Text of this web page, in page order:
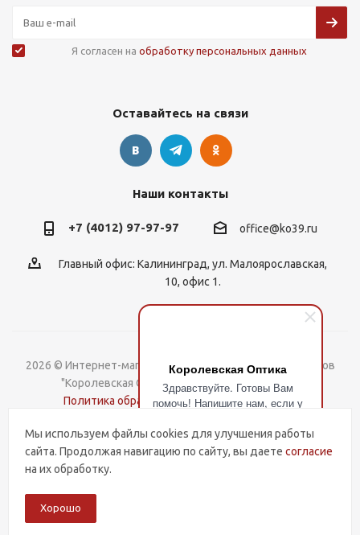
Королевская Оптика
Здравствуйте. Готовы Вам
помочь! Напишите нам, если у
Я согласен на обработку персональных данных
Оставайтесь на связи
Наши контакты
+7 (4012) 97-97-97 office@ko39.ru
Главный офис: Калининград, ул. Малоярославская,
10, офис 1.
2026 © Интернет-магазин контактных линз, оправ и очков
"Королевская Оптика". Все права защищены.
Политика обработки Персональных данных
Разработка и поддержка
Мы используем файлы cookies для улучшения работы
сайта. Продолжая навигацию по сайту, вы даете согласие
на их обработку.
Хорошо